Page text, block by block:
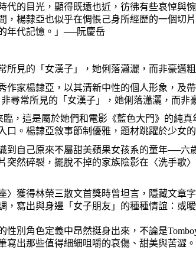
的目光，顯得既遠也近，彷彿有些哀悼與惋
，楊隸亞也似乎在惆悵己身所經歷的一個切
年代記憶。」──阮慶岳
見的「女漢子」，她俐落瀟灑，而非豪邁
家楊隸亞，以其清新中性的個人形象，及帶
尋常所見的「女漢子」，她俐落瀟灑，而
這是屬於她們和電影《藍色大門》的純真
口。楊隸亞敘事節制優雅，題材跳躍於少女
自己原來不屬甜美蘋果女孩系的童年──六
突然碎裂，擺脫不掉的家族陰影在〈洗手歌
獲得林榮三散文首獎時曾坦言，隱藏文章字
，寫出與身邊「女子朋友」的種種情誼：或
別角色定義中昂然挺身出來，不論是
寫出那些值得細細咀嚼的哀傷、甜美與苦澀。